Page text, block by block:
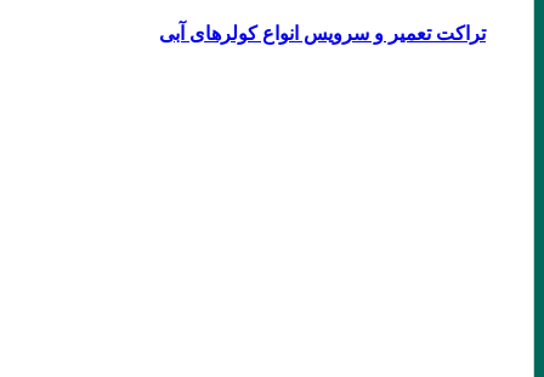
تراکت تعمیر و سرویس انواع کولرهای آبی